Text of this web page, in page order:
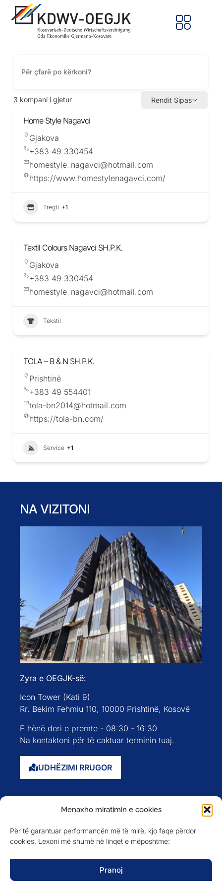
Menaxho miratimin e cookies
Për të garantuar performancën më të mirë, kjo faqe përdor
cookies. Lexoni më shumë në linqet e mëposhtme:
Pranoj
3 kompani i gjetur Rendit Sipas
Home Style Nagavci
Gjakova
+383 49 330454
homestyle_nagavci@hotmail.com
https://www.homestylenagavci.com/
Tregti +1
Textil Colours Nagavci SH.P.K.
Gjakova
+383 49 330454
homestyle_nagavci@hotmail.com
Tekstil
TOLA – B & N SH.P.K.
Prishtinë
+383 49 554401
tola-bn2014@hotmail.com
https://tola-bn.com/
Service +1
NA VIZITONI
Zyra e OEGJK-së:
Icon Tower (Kati 9)
Rr. Bekim Fehmiu 110, 10000 Prishtinë, Kosovë
E hënë deri e premte - 08:30 - 16:30
Na kontaktoni për të caktuar terminin tuaj.
UDHËZIMI RRUGOR
Evente
Anëtarët
Newsletter